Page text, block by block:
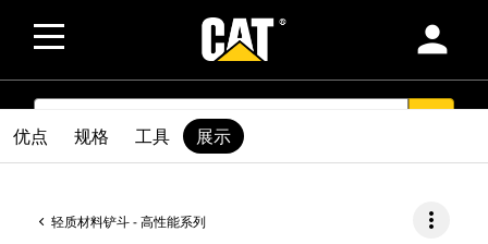
person
SEARCH
轻质材料铲斗 - 高性能系列 more_vert
优点 规格 工具 展示